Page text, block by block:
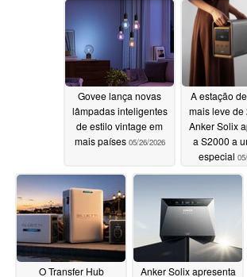
Govee lança novas
lâmpadas inteligentes
de estilo vintage em
mais países 05/26/2026
A estação
mais leve de
Anker Solix
a S2000 a
especial
O Transfer Hub
Anker Solix apresenta